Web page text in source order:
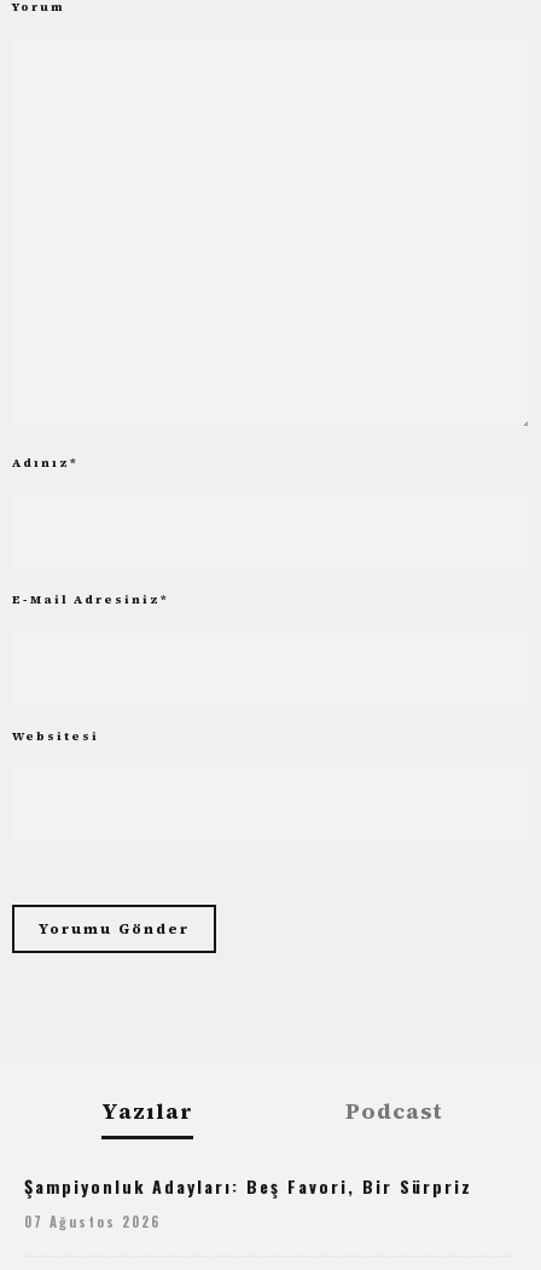
Yorum
Adınız *
E-Mail Adresiniz *
Websitesi
Yazılar Podcast
Şampiyonluk Adayları: Beş Favori, Bir Sürpriz
07 Ağustos 2026